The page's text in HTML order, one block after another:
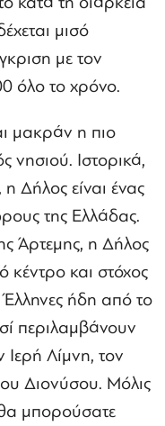
μισό
με τον
όλο το χρόνο.
μακράν η πιο
νησιού. Ιστορικά,
Δήλος είναι ένας
της Ελλάδας.
Άρτεμης, η Δήλος
κέντρο και στόχος
ήδη από το
περιλαμβάνουν
Λίμνη, τον
Διονύσου. Μόλις
μπορούσατε